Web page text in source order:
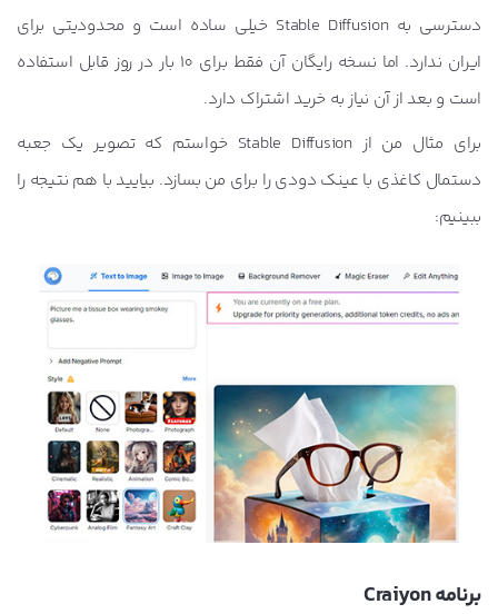
دسترسی به Stable Diffusion خیلی ساده است و محدودیتی برای
ایران ندارد. اما نسخه رایگان آن فقط برای 10 بار در روز قابل استفاده
است و بعد از آن نیاز به خرید اشتراک دارد.
برای مثال من از Stable Diffusion خواستم که تصویر یک جعبه
دستمال کاغذی با عینک دودی را برای من بسازد. بیایید با هم نتیجه را
ببینیم:
برنامه Craiyon